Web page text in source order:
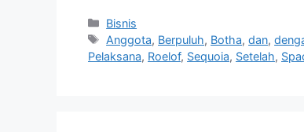
Kategori
Bisnis
Tag
Anggota, Berpuluh, Botha,dan,
Pelaksana, Roelof, Sequoia, Setelah,